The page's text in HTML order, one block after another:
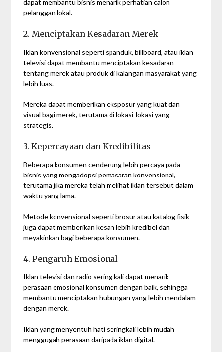
dapat membantu bisnis menarik perhatian calon
pelanggan lokal.
2. Menciptakan Kesadaran Merek
Iklan konvensional seperti spanduk, billboard, atau iklan
televisi dapat membantu menciptakan kesadaran
tentang merek atau produk di kalangan masyarakat yang
lebih luas.
Mereka dapat memberikan eksposur yang kuat dan
visual bagi merek, terutama di lokasi-lokasi yang
strategis.
3. Kepercayaan dan Kredibilitas
Beberapa konsumen cenderung lebih percaya pada
bisnis yang mengadopsi pemasaran konvensional,
terutama jika mereka telah melihat iklan tersebut dalam
waktu yang lama.
Metode konvensional seperti brosur atau katalog fisik
juga dapat memberikan kesan lebih kredibel dan
meyakinkan bagi beberapa konsumen.
4. Pengaruh Emosional
Iklan televisi dan radio sering kali dapat menarik
perasaan emosional konsumen dengan baik, sehingga
membantu menciptakan hubungan yang lebih mendalam
dengan merek.
Iklan yang menyentuh hati seringkali lebih mudah
menggugah perasaan daripada iklan digital.